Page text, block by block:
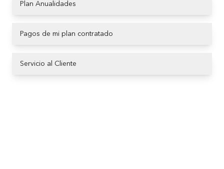
Plan Anualidades
Pagos de mi plan contratado
Servicio al Cliente